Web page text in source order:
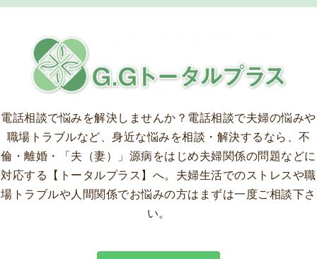
電話相談で悩みを解決しませんか？ 電話相談で夫婦の悩みや
職場トラブルなど、身近な悩みを相談・解決するなら、不
倫・離婚・「夫（妻）」源病をはじめ夫婦関係の問題などに
対応する【トータルプラス】へ。夫婦生活でのストレスや職
場トラブルや人間関係でお悩みの方はまずは一度ご相談下さ
い。